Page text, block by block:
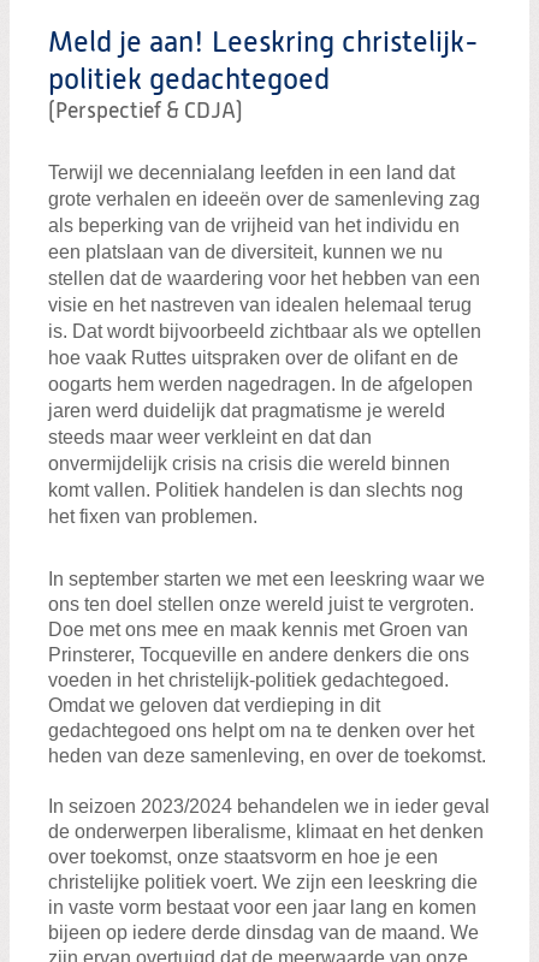
Zoeken:
Meld je aan! Leeskring christelijk-
politiek gedachtegoed
(Perspectief & CDJA)
Terwijl we decennialang leefden in een land dat
grote verhalen en ideeën over de samenleving zag
als beperking van de vrijheid van het individu en
een platslaan van de diversiteit, kunnen we nu
stellen dat de waardering voor het hebben van een
visie en het nastreven van idealen helemaal terug
is. Dat wordt bijvoorbeeld zichtbaar als we optellen
hoe vaak Ruttes uitspraken over de olifant en de
oogarts hem werden nagedragen. In de afgelopen
jaren werd duidelijk dat pragmatisme je wereld
steeds maar weer verkleint en dat dan
onvermijdelijk crisis na crisis die wereld binnen
komt vallen. Politiek handelen is dan slechts nog
het fixen van problemen.
In september starten we met een leeskring waar we
ons ten doel stellen onze wereld juist te vergroten.
Doe met ons mee en maak kennis met Groen van
Prinsterer, Tocqueville en andere denkers die ons
voeden in het christelijk-politiek gedachtegoed.
Omdat we geloven dat verdieping in dit
gedachtegoed ons helpt om na te denken over het
heden van deze samenleving, en over de toekomst.
In seizoen 2023/2024 behandelen we in ieder geval
de onderwerpen liberalisme, klimaat en het denken
over toekomst, onze staatsvorm en hoe je een
christelijke politiek voert. We zijn een leeskring die
in vaste vorm bestaat voor een jaar lang en komen
bijeen op iedere derde dinsdag van de maand. We
zijn ervan overtuigd dat de meerwaarde van onze